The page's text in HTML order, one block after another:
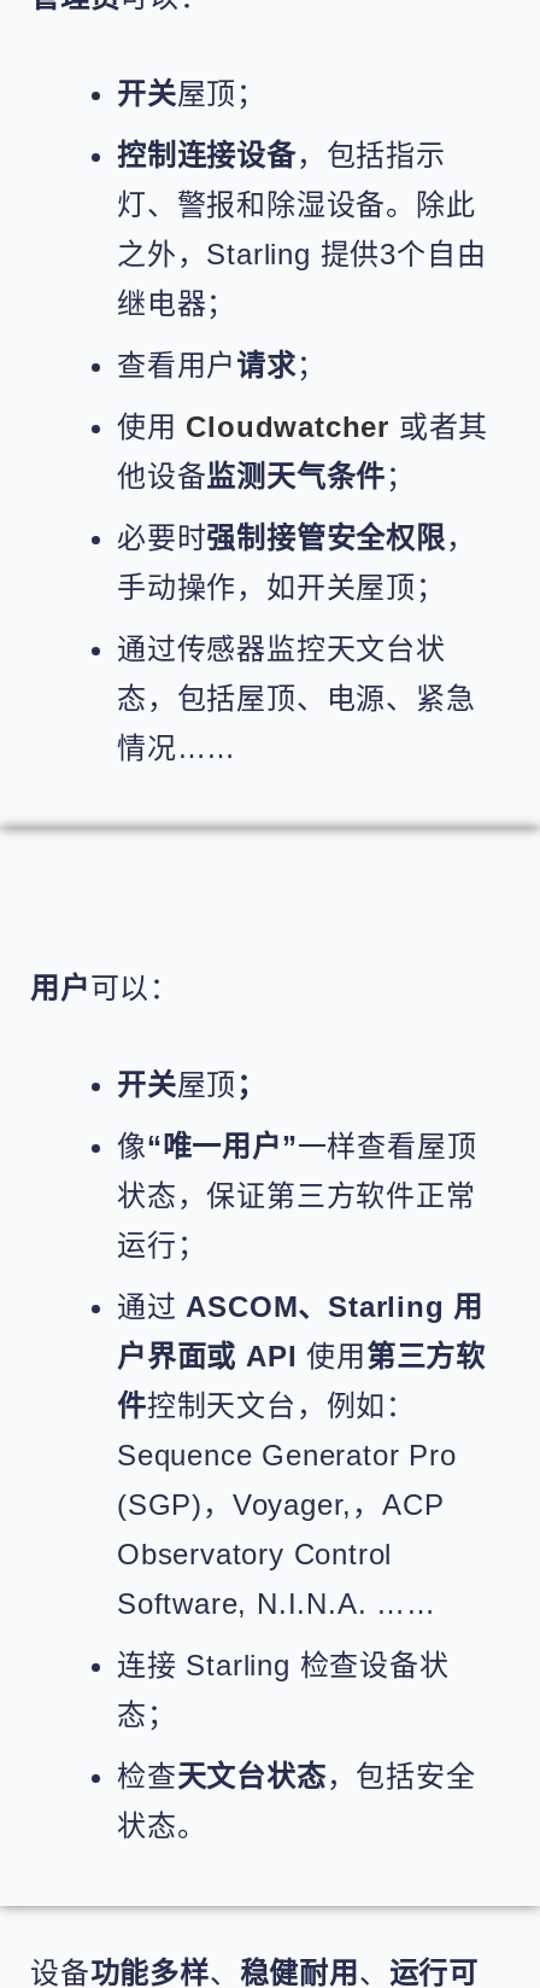
开关屋顶；
控制连接设备，包括指示
灯、警报和除湿设备。除此
之外，Starling 提供3个自由
继电器；
查看用户请求；
使用 Cloudwatcher 或者其
他设备监测天气条件；
必要时强制接管安全权限，
手动操作，如开关屋顶；
通过传感器监控天文台状
态，包括屋顶、电源、紧急
情况……
用户可以：
开关屋顶 ；
像“唯一用户”一样查看屋顶
状态，保证第三方软件正常
运行；
通过 ASCOM、Starling 用
户界面或 API使用第三方软
件控制天文台，例如：
Sequence Generator Pro
(SGP)，Voyager,，ACP
Observatory Control
Software, N.I.N.A. ……
连接 Starling 检查设备状
态；
检查天文台状态，包括安全
状态。
设备功能多样、 稳健耐用 、 运行可